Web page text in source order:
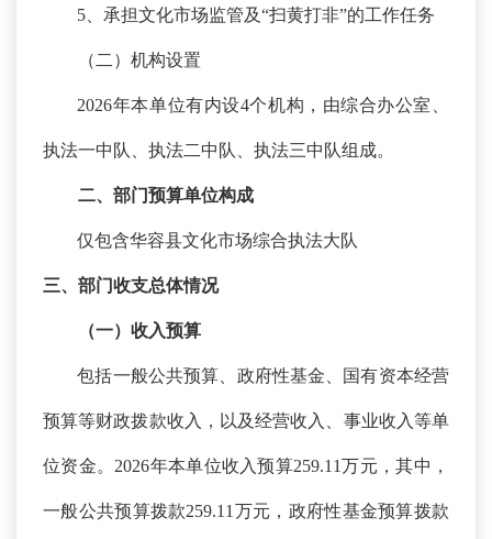
5、承担文化市场监管及“扫黄打非”的工作任务
（二）机构设置
2026年本单位有内设4个机构，由综合办公室、
执法一中队、执法二中队、执法三中队组成。
二、 部门预算单位构成
仅包含华容县文化市场综合执法大队
三、部门收支总体情况
（一）收入预算
包括一般公共预算、政府性基金、国有资本经营
预算等财政拨款收入，以及经营收入、事业收入等单
位资金。 2026年本单位收入预算259.11万元，其中，
一般公共预算拨款259.11万元，政府性基金预算拨款